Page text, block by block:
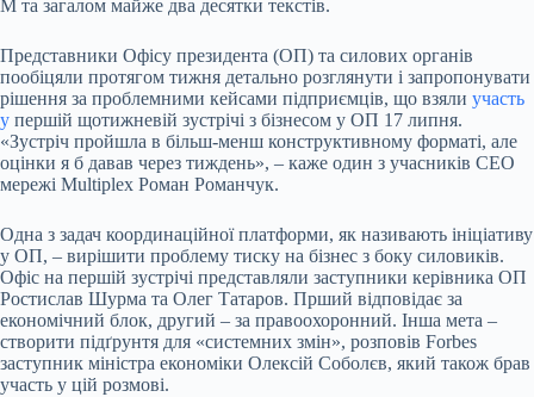
M та загалом майже два десятки текстів.
Представники Офісу президента (ОП) та силових органів
пообіцяли протягом тижня детально розглянути і запропонувати
рішення за проблемними кейсами підприємців, що взяли участь
у першій щотижневій зустрічі з бізнесом у ОП 17 липня.
«Зустріч пройшла в більш-менш конструктивному форматі, але
оцінки я б давав через тиждень», – каже один з учасників CEO
мережі Multiplex Роман Романчук.
Одна з задач координаційної платформи, як називають ініціативу
у ОП, – вирішити проблему тиску на бізнес з боку силовиків.
Офіс на першій зустрічі представляли заступники керівника ОП
Ростислав Шурма та Олег Татаров. Прший відповідає за
економічний блок, другий – за правоохоронний. Інша мета –
створити підґрунтя для «системних змін», розповів Forbes
заступник міністра економіки Олексій Соболєв, який також брав
участь у цій розмові.